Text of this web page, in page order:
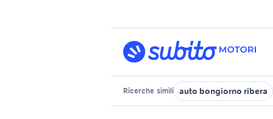
Ricerche simili auto bongiorno ribera